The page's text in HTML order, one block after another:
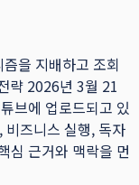
을 지배하고 조회
략 2026년 3월 21
브에 업로드되고 있
즈니스 실행, 독자
심 근거와 맥락을 먼